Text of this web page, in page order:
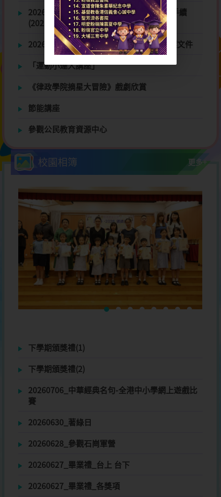
2026年度 小一入學 <統一派位>學生註冊手續
(2026年度9月入學)
2026-2027學年粉嶺官立小學校車服務招標文件
「運動小達人講座」
《律政學院摘星大冒險》戲劇欣賞
節能講座
參觀公民教育資源中心
校園相簿 更多+
下學期頒獎禮(1)
下學期頒獎禮(2)
20260706_中華經典名句-全港中小學網上遊戲比
賽
20260630_著綠日
20260628_參觀石崗軍營
20260627_畢業禮_台上 台下
20260627_畢業禮_各獎項